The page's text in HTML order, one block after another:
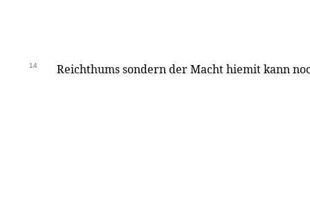
14 Reichthums sondern der Macht hiemit kann